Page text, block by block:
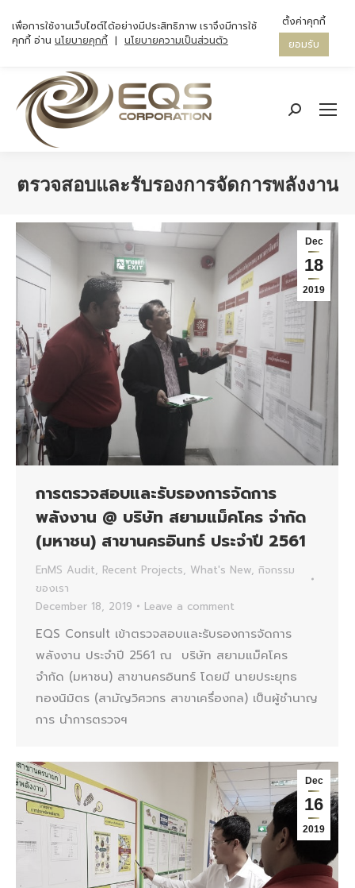
Search:
ตรวจสอบและรับรองการจัดการพลังงาน
Dec
18
2019
การตรวจสอบและรับรองการจัดการ
พลังงาน @ บริษัท สยามแม็คโคร จำกัด
(มหาชน) สาขานครอินทร์ ประจำปี 2561
EnMS Audit, Recent Projects, What's New, กิจกรรม
ของเรา
December 18, 2019
Leave a comment
EQS Consult เข้าตรวจสอบและรับรองการจัดการ
พลังงาน ประจำปี 2561 ณ บริษัท สยามแม็คโคร
จำกัด (มหาชน) สาขานครอินทร์ โดยมี นายประยุทธ
ทองนิมิตร (สามัญวิศวกร สาขาเครื่องกล) เป็นผู้ชำนาญ
การ นำการตรวจฯ
Dec
16
2019
เพื่อการใช้งานเว็บไซต์ได้อย่างมีประสิทธิภาพ เราจึงมีการใช้
คุกกี้ อ่าน นโยบายคุกกี้ | นโยบายความเป็นส่วนตัว
ตั้งค่าคุกกี้
ยอมรับ